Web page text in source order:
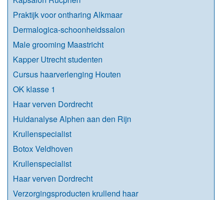
Praktijk voor ontharing Alkmaar
Dermalogica-schoonheidssalon
Male grooming Maastricht
Kapper Utrecht studenten
Cursus haarverlenging Houten
OK klasse 1
Haar verven Dordrecht
Huidanalyse Alphen aan den Rijn
Krullenspecialist
Botox Veldhoven
Krullenspecialist
Haar verven Dordrecht
Verzorgingsproducten krullend haar